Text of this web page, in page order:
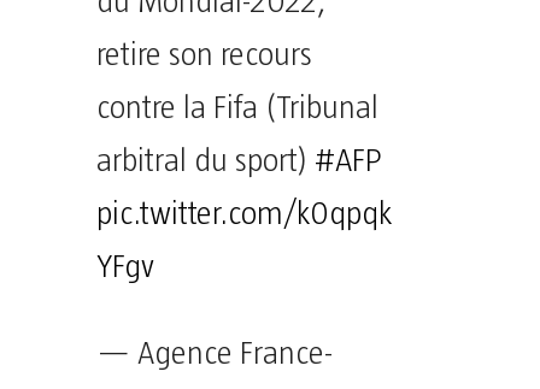
retire son recours
contre la Fifa (Tribunal
arbitral du sport) #AFP
pic.twitter.com/k0qpqk
YFgv
— Agence France-